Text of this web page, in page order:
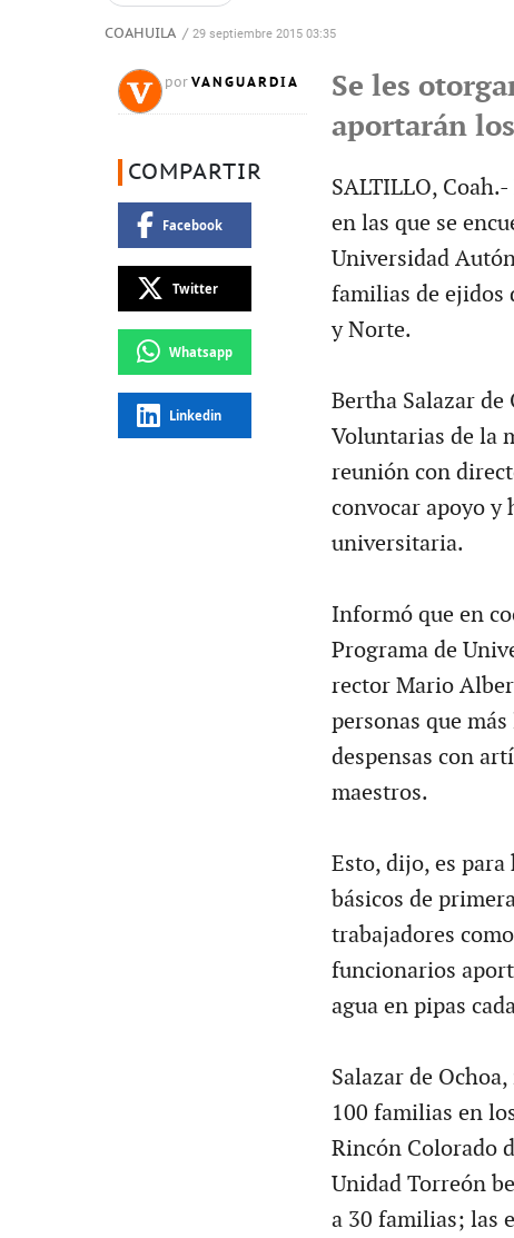
COAHUILA / 29 septiembre 2015 03:35
por VANGUARDIA
COMPARTIR
Facebook
Twitter
Whatsapp
Linkedin
Se les
aportarán
SALTILLO,
en las que se
Universidad
familias de ejidos
y Norte.
Bertha Salazar de
Voluntarias de la
reunión con
convocar apoyo y
universitaria.
Informó que en
Programa de
rector Mario
personas que
despensas con
maestros.
Esto, dijo, es para
básicos de
trabajadores
funcionarios
agua en pipas
Salazar de
100 familias en
Rincón Colorado
Unidad Torreón
a 30 familias; las